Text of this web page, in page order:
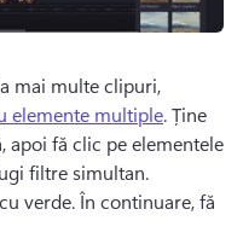
mai multe clipuri,
elemente multiple. Ține
apoi fă clic pe elementele
filtre simultan.
verde. În continuare, fă